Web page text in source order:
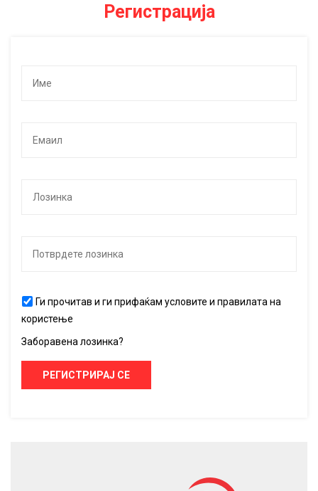
Регистрација
Ги прочитав и ги прифаќам условите и правилата на
користење
Заборавена лозинка?
РЕГИСТРИРАЈ СЕ